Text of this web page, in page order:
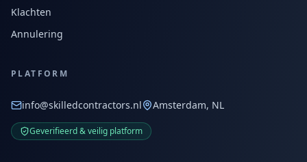
Klachten
Annulering
PLATFORM
info@skilledcontractors.nl Amsterdam, NL
Geverifieerd & veilig platform